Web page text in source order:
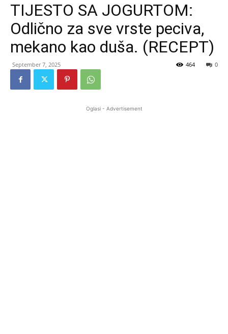
TIJESTO SA JOGURTOM:
Odlično za sve vrste peciva,
mekano kao duša. (RECEPT)
September 7, 2025 0
464
Oglasi - Advertisement